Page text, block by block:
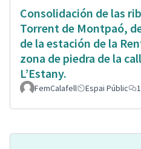
Consolidación de las
Torrent de Montpaó,
de la estación de la
zona de piedra de la
L’Estany.
FemCalafell Espai Públic 1